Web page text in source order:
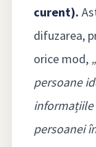
curent).
difuzarea,
orice mod,
persoane
persoanei